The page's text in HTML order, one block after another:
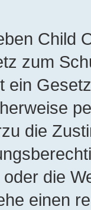
Child
zum
ein
die
die
einen